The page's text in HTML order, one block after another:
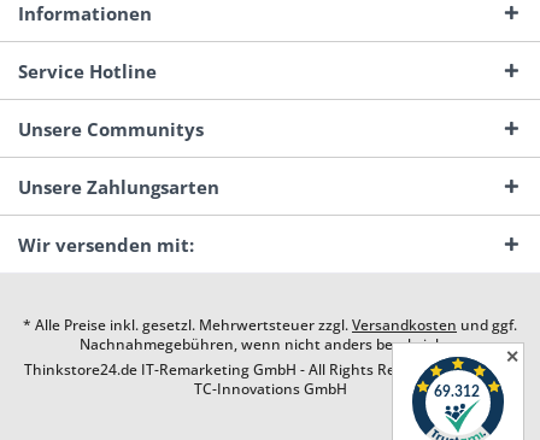
Informationen
Service Hotline
Unsere Communitys
Unsere Zahlungsarten
Wir versenden mit:
* Alle Preise inkl. gesetzl. Mehrwertsteuer zzgl.Versandkosten und ggf.
Nachnahmegebühren, wenn nicht anders beschrieben
Thinkstore24.de IT-Remarketing GmbH - All Rights Reserved. Design by
TC-Innovations GmbH
✕